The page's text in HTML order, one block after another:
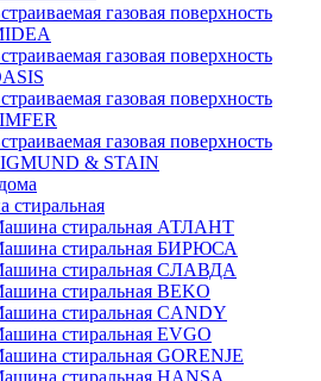
газовая поверхность
газовая поверхность
газовая поверхность
газовая поверхность
& STAIN
стиральная
стиральная АТЛАНТ
стиральная БИРЮСА
стиральная СЛАВДА
стиральная BEKO
стиральная CANDY
стиральная EVGO
стиральная GORENJE
стиральная HANSA